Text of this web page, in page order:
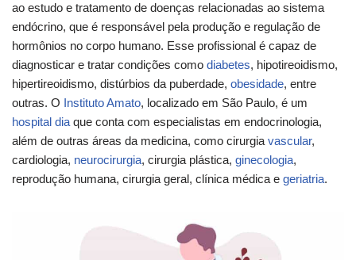
ao estudo e tratamento de doenças relacionadas ao sistema
endócrino, que é responsável pela produção e regulação de
hormônios no corpo humano. Esse profissional é capaz de
diagnosticar e tratar condições como diabetes, hipotireoidismo,
hipertireoidismo, distúrbios da puberdade, obesidade, entre
outras. O Instituto Amato, localizado em São Paulo, é um
hospital dia que conta com especialistas em endocrinologia,
além de outras áreas da medicina, como cirurgia vascular,
cardiologia, neurocirurgia, cirurgia plástica, ginecologia,
reprodução humana, cirurgia geral, clínica médica e geriatria.